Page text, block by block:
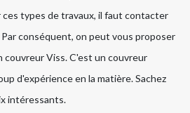
types de travaux, il faut contacter
conséquent, on peut vous proposer
couvreur Viss. C'est un couvreur
d'expérience en la matière. Sachez
intéressants.